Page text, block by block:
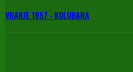
VRANJE 1957 - KOLUBARA